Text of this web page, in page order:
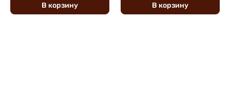
В корзину В корзину